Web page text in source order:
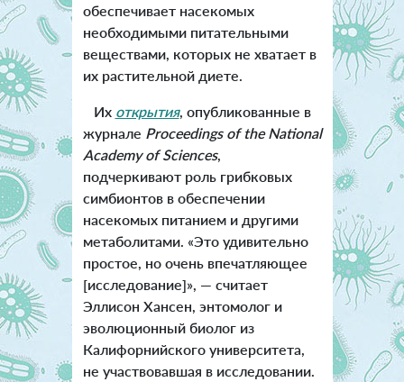
обеспечивает насекомых
необходимыми питательными
веществами, которых не хватает в
их растительной диете.
Их открытия, опубликованные в
журнале Proceedings of the National
Academy of Sciences,
подчеркивают роль грибковых
симбионтов в обеспечении
насекомых питанием и другими
метаболитами. «Это удивительно
простое, но очень впечатляющее
[исследование]», — считает
Эллисон Хансен, энтомолог и
эволюционный биолог из
Калифорнийского университета,
не участвовавшая в исследовании.